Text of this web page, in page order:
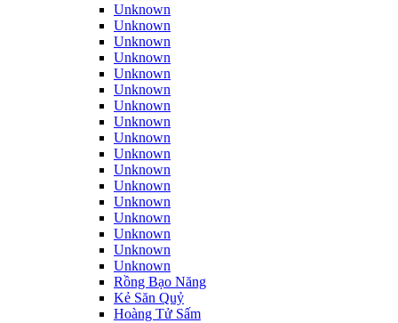
Unknown
Unknown
Unknown
Unknown
Unknown
Unknown
Unknown
Unknown
Unknown
Unknown
Unknown
Unknown
Unknown
Unknown
Unknown
Unknown
Unknown
Rồng Bạo Năng
Kẻ Săn Quỷ
Hoàng Tử Sấm